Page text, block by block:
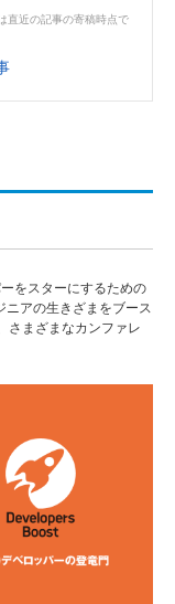
直近の記事の寄稿時点で
をスターにするための
アの生きざまをブース
さまざまなカンファレ